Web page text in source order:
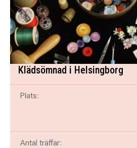
Klädsömnad i Helsingborg
Plats:
Antal träffar: